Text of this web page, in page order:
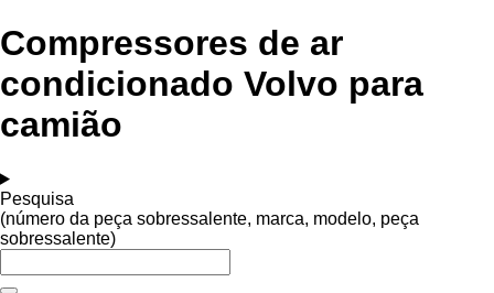
Compressores de ar
condicionado Volvo para
camião
Pesquisa
(número da peça sobressalente, marca, modelo, peça
sobressalente)